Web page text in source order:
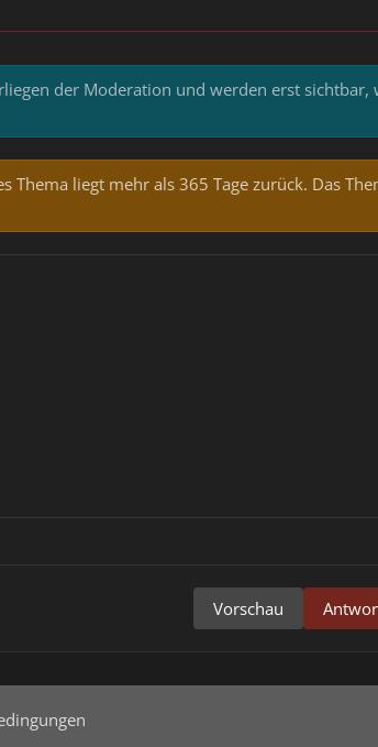
der Moderation und werden erst
Thema liegt mehr als 365 Tage zurück. Das
Vorschau